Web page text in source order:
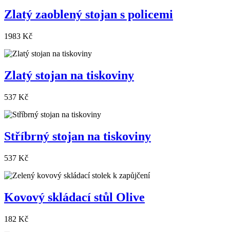
Zlatý zaoblený stojan s policemi
1983 Kč
Zlatý stojan na tiskoviny
537 Kč
Stříbrný stojan na tiskoviny
537 Kč
Kovový skládací stůl Olive
182 Kč